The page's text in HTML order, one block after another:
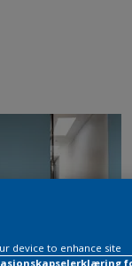
device to enhance site